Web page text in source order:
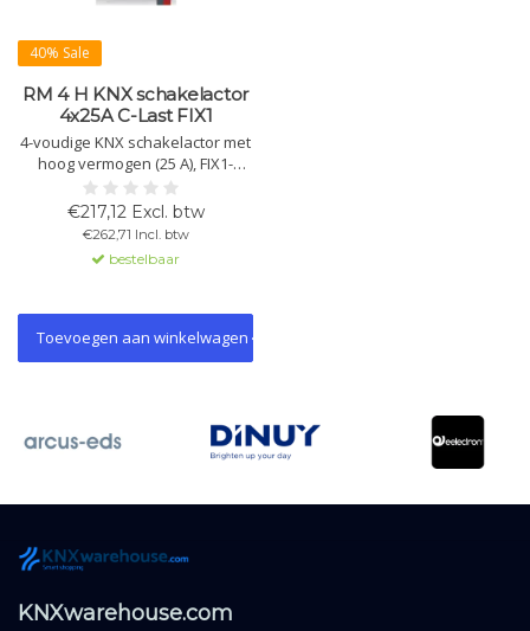
40% Sale
RM 4 H KNX schakelactor
4x25A C-Last FIX1
4-voudige KNX schakelactor met
hoog vermogen (25 A), FIX1-
module en bi-stabiele relais.
Handmatige bediening en LED-
status per kanaal. Voor zware
€217,12 Excl. btw
€262,71 Incl. btw
bestelbaar
Toevoegen aan winkelwagen
KNXwarehouse.com